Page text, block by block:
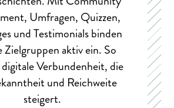
Umfragen, Quizzen,
und Testimonials binden
Zielgruppen aktiv ein. So
Verbundenheit, die
und Reichweite
steigert.